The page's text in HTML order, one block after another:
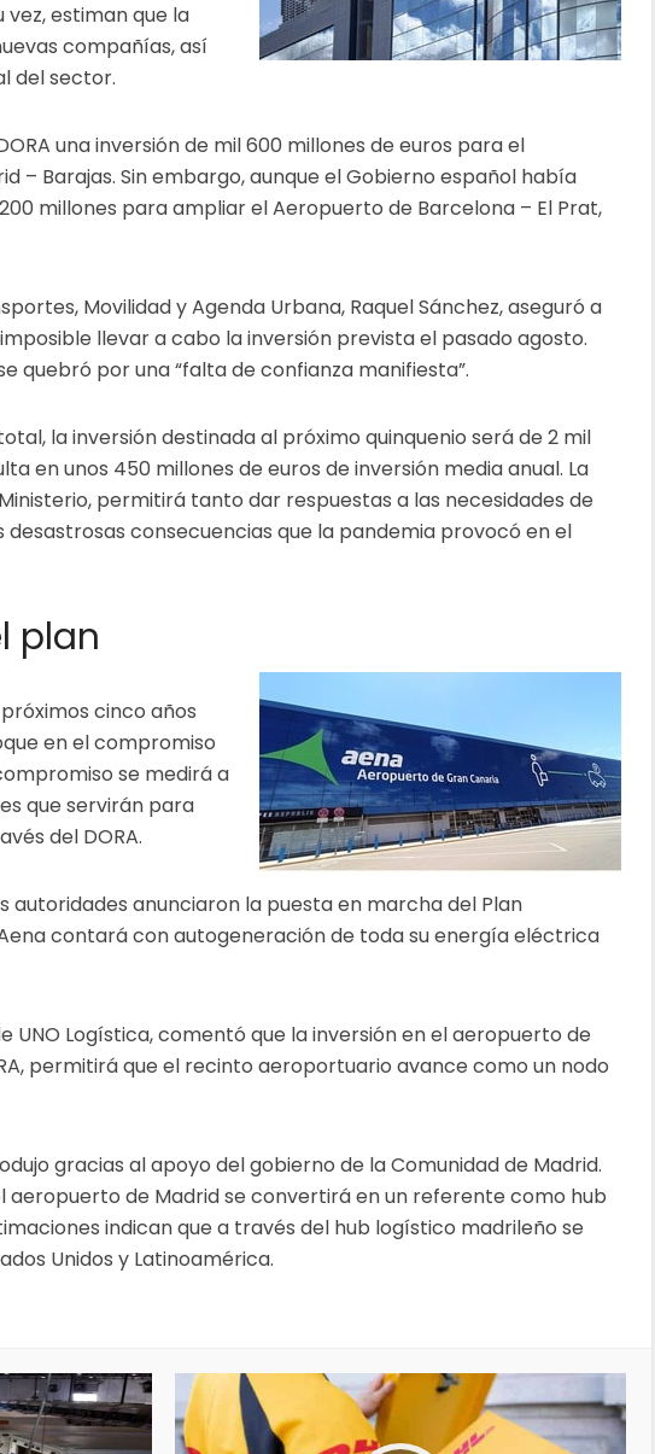
vez, estiman que la
compañías, así
del sector.
una inversión de mil 600 millones de euros para el
– Barajas. Sin embargo, aunque el Gobierno español había
millones para ampliar el Aeropuerto de Barcelona – El Prat,
Movilidad y Agenda Urbana, Raquel Sánchez, aseguró a
llevar a cabo la inversión prevista el pasado agosto.
quebró por una “falta de confianza manifiesta”.
la inversión destinada al próximo quinquenio será de 2 mil
en unos 450 millones de euros de inversión media anual. La
permitirá tanto dar respuestas a las necesidades de
desastrosas consecuencias que la pandemia provocó en el
plan
cinco años
en el compromiso
se medirá a
que servirán para
del DORA.
autoridades anunciaron la puesta en marcha del Plan
contará con autogeneración de toda su energía eléctrica
UNO Logística, comentó que la inversión en el aeropuerto de
permitirá que el recinto aeroportuario avance como un nodo
gracias al apoyo del gobierno de la Comunidad de Madrid.
aeropuerto de Madrid se convertirá en un referente como hub
indican que a través del hub logístico madrileño se
Unidos y Latinoamérica.